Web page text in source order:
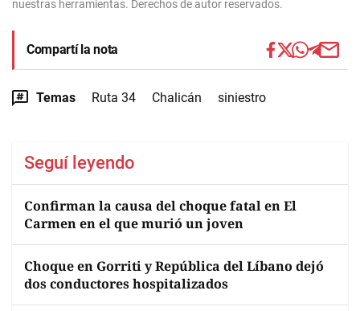
nuestras herramientas. Derechos de autor reservados.
Compartí la nota
Temas Ruta 34 Chalicán siniestro
Seguí leyendo
Confirman la causa del choque fatal en El
Carmen en el que murió un joven
Choque en Gorriti y República del Líbano dejó
dos conductores hospitalizados